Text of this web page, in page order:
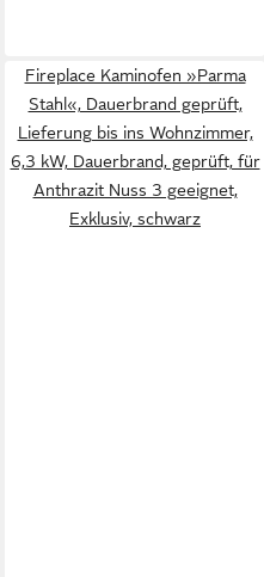
Fireplace Kaminofen »Parma
Stahl«, Dauerbrand geprüft,
Lieferung bis ins Wohnzimmer,
6,3 kW, Dauerbrand, geprüft, für
Anthrazit Nuss 3 geeignet,
Exklusiv, schwarz